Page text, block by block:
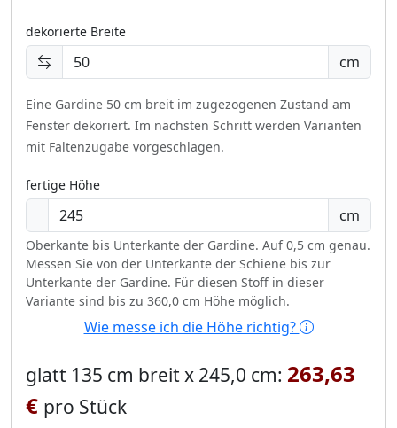
dekorierte Breite
cm
Eine Gardine 50 cm breit im zugezogenen Zustand am
Fenster dekoriert. Im nächsten Schritt werden Varianten
mit Faltenzugabe vorgeschlagen.
fertige Höhe
cm
Oberkante bis Unterkante der Gardine. Auf 0,5 cm genau.
Messen Sie von der Unterkante der Schiene bis zur
Unterkante der Gardine. Für diesen Stoff in dieser
Variante sind bis zu 360,0 cm Höhe möglich.
Wie messe ich die Höhe richtig?
glatt 135 cm breit x 245,0 cm: 263,63
€ pro Stück